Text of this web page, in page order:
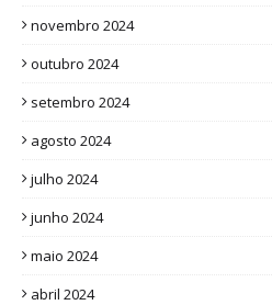
novembro 2024
outubro 2024
setembro 2024
agosto 2024
julho 2024
junho 2024
maio 2024
abril 2024